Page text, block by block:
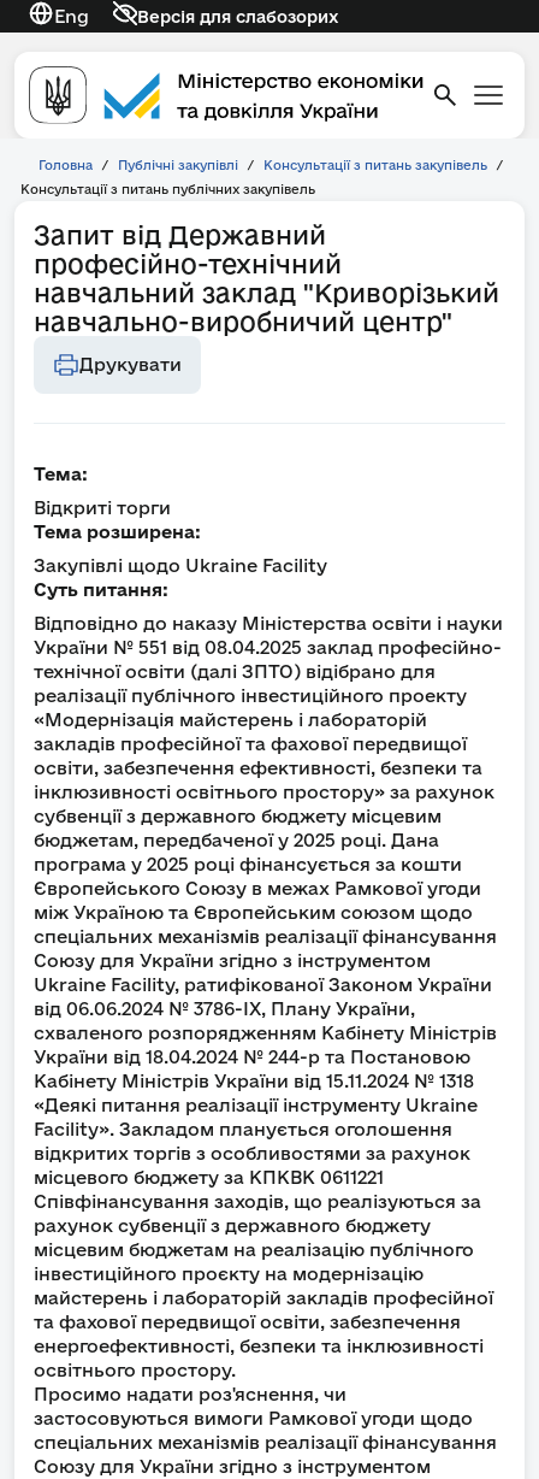
Eng Версія для слабозорих
Головна / Публічні закупівлі / Консультації з питань закупівель
/
Консультації з питань публічних закупівель
Запит від Державний
професійно-технічний
навчальний заклад "Криворізький
навчально-виробничий центр"
Друкувати
Тема:
Відкриті торги
Тема розширена:
Закупівлі щодо Ukraine Facility
Суть питання:
Відповідно до наказу Міністерства освіти і науки
України № 551 від 08.04.2025 заклад професійно-
технічної освіти (далі ЗПТО) відібрано для
реалізації публічного інвестиційного проекту
«Модернізація майстерень і лабораторій
закладів професійної та фахової передвищої
освіти, забезпечення ефективності, безпеки та
інклюзивності освітнього простору» за рахунок
субвенції з державного бюджету місцевим
бюджетам, передбаченої у 2025 році. Дана
програма у 2025 році фінансується за кошти
Європейського Союзу в межах Рамкової угоди
між Україною та Європейським союзом щодо
спеціальних механізмів реалізації фінансування
Союзу для України згідно з інструментом
Ukraine Facility, ратифікованої Законом України
від 06.06.2024 № 3786-ІХ, Плану України,
схваленого розпорядженням Кабінету Міністрів
України від 18.04.2024 № 244-р та Постановою
Кабінету Міністрів України від 15.11.2024 № 1318
«Деякі питання реалізації інструменту Ukraine
Facility». Закладом планується оголошення
відкритих торгів з особливостями за рахунок
місцевого бюджету за КПКВК 0611221
Співфінансування заходів, що реалізуються за
рахунок субвенції з державного бюджету
місцевим бюджетам на реалізацію публічного
інвестиційного проєкту на модернізацію
майстерень і лабораторій закладів професійної
та фахової передвищої освіти, забезпечення
енергоефективності, безпеки та інклюзивності
освітнього простору.
Просимо надати роз'яснення, чи
застосовуються вимоги Рамкової угоди щодо
спеціальних механізмів реалізації фінансування
Союзу для України згідно з інструментом